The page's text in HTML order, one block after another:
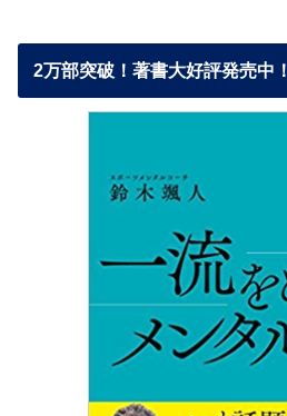
2万部突破！著書大好評発売中！